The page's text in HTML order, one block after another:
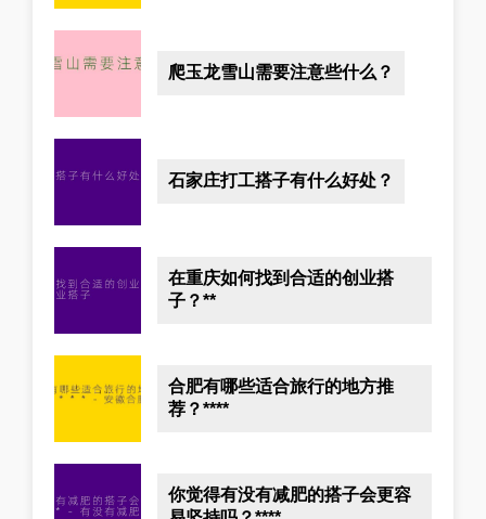
爬玉龙雪山需要注意些什么？
石家庄打工搭子有什么好处？
在重庆如何找到合适的创业搭
子？**
合肥有哪些适合旅行的地方推
荐？****
你觉得有没有减肥的搭子会更容